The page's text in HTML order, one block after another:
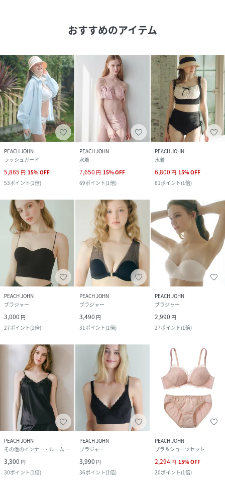
おすすめのアイテム
PEACH JOHN
ラッシュガード
5,865 円 15%OFF
53ポイント(1倍)
PEACH JOHN
水着
7,650 円 15%OFF
69ポイント(1倍)
PEACH JOHN
水着
6,800 円 15%OFF
61ポイント(1倍)
PEACH JOHN
ブラジャー
3,000 円
27ポイント(1倍)
PEACH JOHN
ブラジャー
3,490 円
31 ポイント(1倍)
PEACH JOHN
ブラジャー
2,990 円
27ポイント(1倍)
PEACH JOHN
その他のインナー・ルームウェア
3,300 円
30ポイント(1倍)
PEACH JOHN
ブラジャー
3,990 円
36ポイント(1倍)
PEACH JOHN
ブラ＆ショーツセット
2,294 円 15%OFF
20ポイント(1倍)